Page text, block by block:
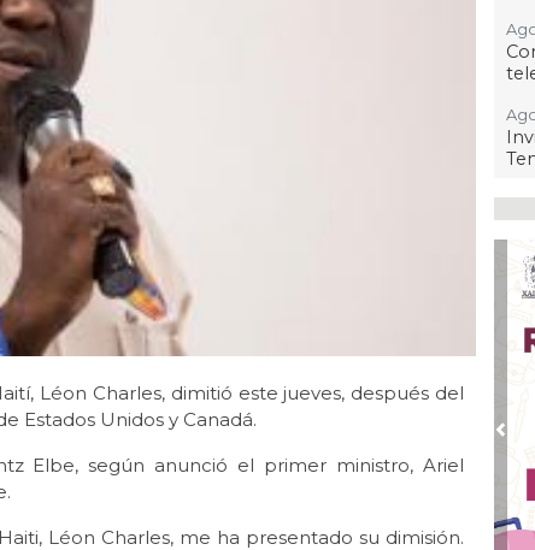
Léon Charles, dimitió este jueves, después del
Estados Unidos y Canadá.
Elbe, según anunció el primer ministro, Ariel
Léon Charles, me ha presentado su dimisión.